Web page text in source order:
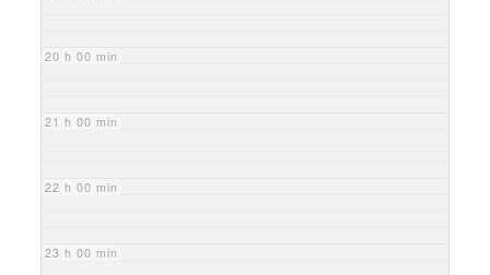
20 h 00 min
21 h 00 min
22 h 00 min
23 h 00 min